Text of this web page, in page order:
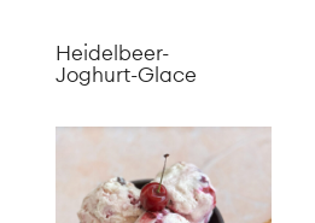
Heidelbeer-
Joghurt-Glace